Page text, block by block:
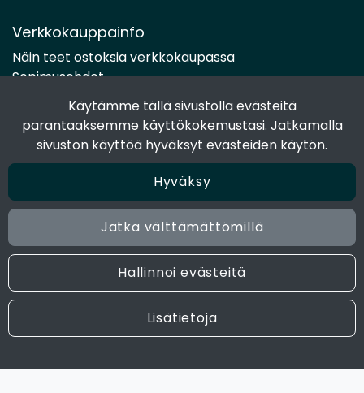
Käytämme tällä sivustolla evästeitä
parantaaksemme käyttökokemustasi. Jatkamalla
sivuston käyttöä hyväksyt evästeiden käytön.
Hyväksy
Jatka välttämättömillä
Hallinnoi evästeitä
Lisätietoja
Verkkokauppainfo
Näin teet ostoksia verkkokaupassa
Sopimusehdot
Toimitustavat
Maksutavat
Tietosuojaseloste
Seuraa sosiaalisessa mediassa
Facebook
Instagram
© 2024 Joen Tukkutiimi. All rights reserved. Site by